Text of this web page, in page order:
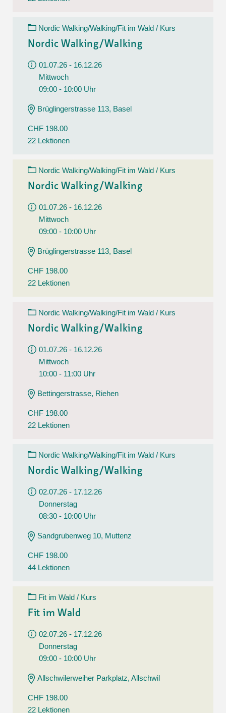
Nordic Walking/Walking/Fit im Wald / Kurs
Nordic Walking/Walking
01.07.26 - 16.12.26
Mittwoch
09:00 - 10:00 Uhr
Brüglingerstrasse 113, Basel
CHF 198.00
22 Lektionen
Nordic Walking/Walking/Fit im Wald / Kurs
Nordic Walking/Walking
01.07.26 - 16.12.26
Mittwoch
09:00 - 10:00 Uhr
Brüglingerstrasse 113, Basel
CHF 198.00
22 Lektionen
Nordic Walking/Walking/Fit im Wald / Kurs
Nordic Walking/Walking
01.07.26 - 16.12.26
Mittwoch
10:00 - 11:00 Uhr
Bettingerstrasse, Riehen
CHF 198.00
22 Lektionen
Nordic Walking/Walking/Fit im Wald / Kurs
Nordic Walking/Walking
02.07.26 - 17.12.26
Donnerstag
08:30 - 10:00 Uhr
Sandgrubenweg 10, Muttenz
CHF 198.00
44 Lektionen
Fit im Wald / Kurs
Fit im Wald
02.07.26 - 17.12.26
Donnerstag
09:00 - 10:00 Uhr
Allschwilerweiher Parkplatz, Allschwil
CHF 198.00
22 Lektionen